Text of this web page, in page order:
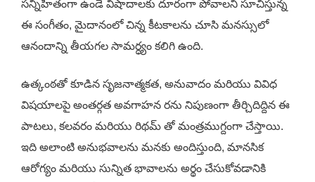
సన్నిహితంగా ఉండే విషాదాలకు దూరంగా పోవాలని సూచిస్తున్న
ఈ సంగీతం, మైదానంలో చిన్న కీటకాలను చూసి మనస్సులో
ఆనందాన్ని తీయగల సామర్ధ్యం కలిగి ఉంది.
ఉత్కంఠతో కూడిన సృజనాత్మకత, అనువాదం మరియు వివిధ
విషయాలపై అంతర్గత అవగాహన రను నిపుణంగా తీర్చిదిద్దిన ఈ
పాటలు, కలవరం మరియు రిథమ్ తో మంత్రముగ్దంగా చేస్తాయి.
ఇది అలాంటి అనుభవాలను మనకు అందిస్తుంది, మానసిక
ఆరోగ్యం మరియు సున్నిత భావాలను అర్థం చేసుకోవడానికి